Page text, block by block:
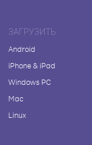
ЗАГРУЗИТЬ
Android
iPhone & iPad
Windows PC
Mac
Linux